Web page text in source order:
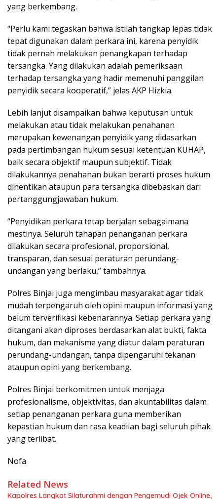
yang berkembang.
“Perlu kami tegaskan bahwa istilah tangkap lepas tidak
tepat digunakan dalam perkara ini, karena penyidik
tidak pernah melakukan penangkapan terhadap
tersangka. Yang dilakukan adalah pemeriksaan
terhadap tersangka yang hadir memenuhi panggilan
penyidik secara kooperatif,” jelas AKP Hizkia.
Lebih lanjut disampaikan bahwa keputusan untuk
melakukan atau tidak melakukan penahanan
merupakan kewenangan penyidik yang didasarkan
pada pertimbangan hukum sesuai ketentuan KUHAP,
baik secara objektif maupun subjektif. Tidak
dilakukannya penahanan bukan berarti proses hukum
dihentikan ataupun para tersangka dibebaskan dari
pertanggungjawaban hukum.
“Penyidikan perkara tetap berjalan sebagaimana
mestinya. Seluruh tahapan penanganan perkara
dilakukan secara profesional, proporsional,
transparan, dan sesuai peraturan perundang-
undangan yang berlaku,” tambahnya.
Polres Binjai juga mengimbau masyarakat agar tidak
mudah terpengaruh oleh opini maupun informasi yang
belum terverifikasi kebenarannya. Setiap perkara yang
ditangani akan diproses berdasarkan alat bukti, fakta
hukum, dan mekanisme yang diatur dalam peraturan
perundang-undangan, tanpa dipengaruhi tekanan
ataupun opini yang berkembang.
Polres Binjai berkomitmen untuk menjaga
profesionalisme, objektivitas, dan akuntabilitas dalam
setiap penanganan perkara guna memberikan
kepastian hukum dan rasa keadilan bagi seluruh pihak
yang terlibat.
Nofa
Related News
Kapolres Langkat Silaturahmi dengan Pengemudi Ojek Online,